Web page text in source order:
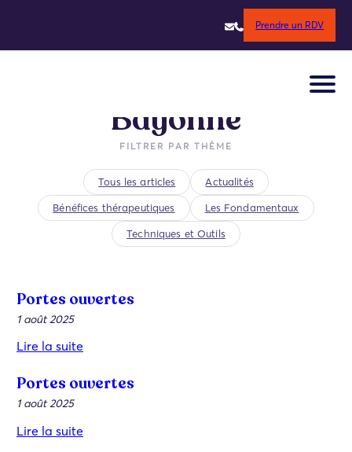
contenu
Prendre un RDV
Bayonne
FILTRER PAR THÈME
Tous les articles Actualités
Bénéfices thérapeutiques Les Fondamentaux
Techniques et Outils
Portes ouvertes
1 août 2025
Lire la suite
Portes ouvertes
1 août 2025
Lire la suite